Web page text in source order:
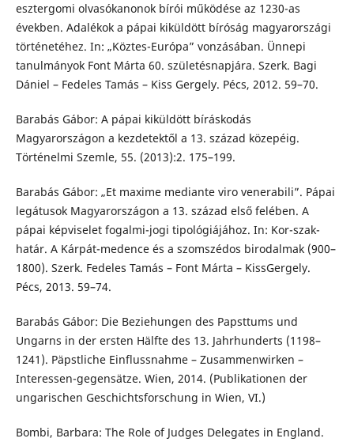
esztergomi olvasókanonok bírói működése az 1230-as
években. Adalékok a pápai kiküldött bíróság magyarországi
történetéhez. In: „Köztes-Európa” vonzásában. Ünnepi
tanulmányok Font Márta 60. születésnapjára. Szerk. Bagi
Dániel – Fedeles Tamás – Kiss Gergely. Pécs, 2012. 59–70.
Barabás Gábor: A pápai kiküldött bíráskodás
Magyarországon a kezdetektől a 13. század közepéig.
Történelmi Szemle, 55. (2013):2. 175–199.
Barabás Gábor: „Et maxime mediante viro venerabili”. Pápai
legátusok Magyarországon a 13. század első felében. A
pápai képviselet fogalmi-jogi tipológiájához. In: Kor-szak-
határ. A Kárpát-medence és a szomszédos birodalmak (900–
1800). Szerk. Fedeles Tamás – Font Márta – KissGergely.
Pécs, 2013. 59–74.
Barabás Gábor: Die Beziehungen des Papsttums und
Ungarns in der ersten Hälfte des 13. Jahrhunderts (1198–
1241). Päpstliche Einflussnahme – Zusammenwirken –
Interessen-gegensätze. Wien, 2014. (Publikationen der
ungarischen Geschichtsforschung in Wien, VI.)
Bombi, Barbara: The Role of Judges Delegates in England.